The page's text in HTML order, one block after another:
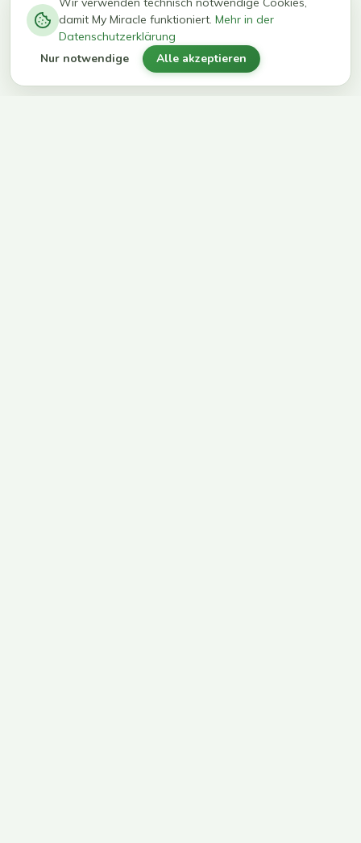
kg in 12
Wochen
erreichen
ihr Ziel
damit My Miracle funktioniert. Mehr in der
Datenschutzerklärung
Nur notwendige Alle akzeptieren